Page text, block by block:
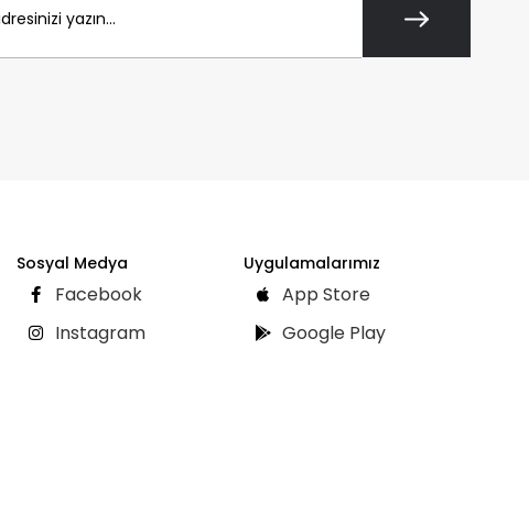
Sosyal Medya
Facebook
Instagram
Uygulamalarımız
App Store
Google Play